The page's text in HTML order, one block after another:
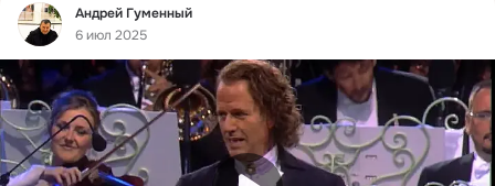
Фид
Андрей Гуменный
6 июл 2025